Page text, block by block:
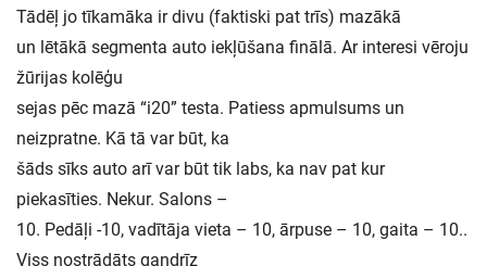
Tādēļ jo tīkamāka ir divu (faktiski pat trīs) mazākā
un lētākā segmenta auto iekļūšana finālā. Ar interesi vēroju
žūrijas kolēģu
sejas pēc mazā “i20” testa. Patiess apmulsums un
neizpratne. Kā tā var būt, ka
šāds sīks auto arī var būt tik labs, ka nav pat kur
piekasīties. Nekur. Salons –
10. Pedāļi -10, vadītāja vieta – 10, ārpuse – 10, gaita – 10..
Viss nostrādāts gandrīz